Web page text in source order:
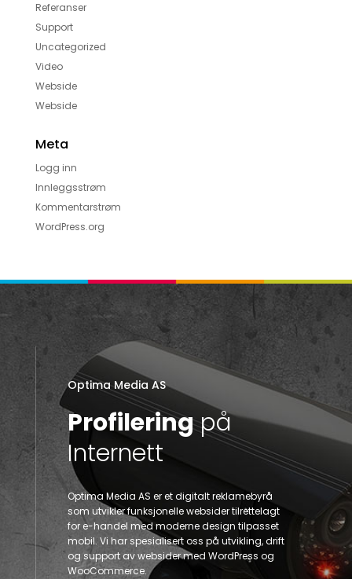
Referanser
Support
Uncategorized
Video
Webside
Webside
Meta
Logg inn
Innleggsstrøm
Kommentarstrøm
WordPress.org
Optima Media AS
Profileringpå
Internett
Optima Media AS er et digitalt reklamebyrå
som utvikler funksjonelle websider tilrettelagt
for e-handel med moderne design tilpasset
mobil. Vi har spesialisert oss på utvikling, drift
og support av websider med WordPress og
WooCommerce.